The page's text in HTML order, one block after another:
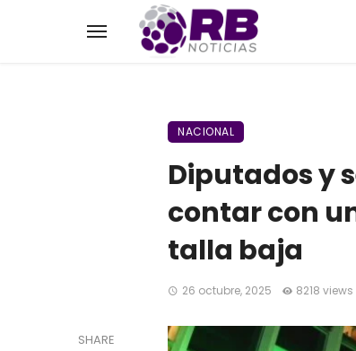
NACIONAL
Diputados y
contar con
talla baja
26 octubre, 2025 8218 views
SHARE